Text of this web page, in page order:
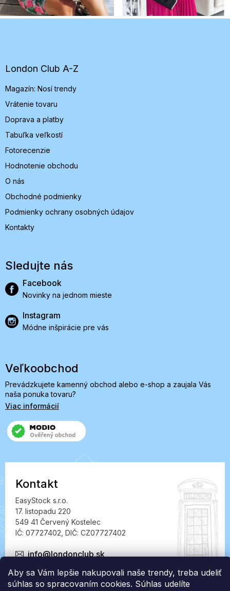
Aby sa Vám lepšie nakupovali naše trendy, treba udeliť
súhlas so spracovaním cookies. Súhlas udelíte
e
London Club A-Z
Magazín: Nosí trendy
Vrátenie tovaru
Doprava a platby
Tabuľka veľkostí
Fotorecenzie
Hodnotenie obchodu
O nás
Obchodné podmienky
Podmienky ochrany osobných údajov
Kontakty
Sledujte nás
Facebook
Novinky na jednom mieste
Instagram
Módne inšpirácie pre vás
Veľkoobchod
Prevádzkujete kamenný obchod alebo e-shop a zaujala Vás
naša ponuka tovaru?
Viac informácií
Kontakt
EasyStock s.r.o.
17. listopadu 220
549 41 Červený Kostelec
IČ: 07727402, DIČ: CZ07727402
info@londonclub.sk